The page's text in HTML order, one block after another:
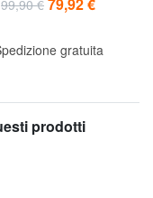
99,90 €
gratuita
prodotti